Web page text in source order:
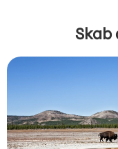
Skab